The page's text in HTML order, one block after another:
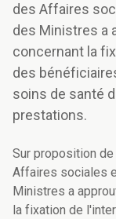
des Affaires
des Ministres a
concernant la
des
soins de santé
prestations.
Sur proposition
Affaires sociales
Ministres a
la fixation de